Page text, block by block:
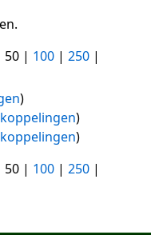
50 | 100 | 250 |
)
)
)
50 | 100 | 250 |